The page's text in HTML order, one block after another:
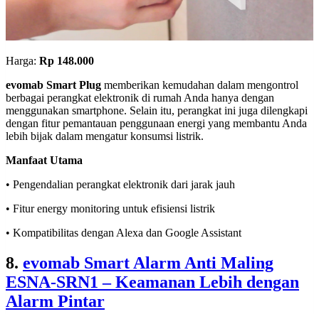
Harga: Rp 148.000
evomab Smart Plug memberikan kemudahan dalam mengontrol
berbagai perangkat elektronik di rumah Anda hanya dengan
menggunakan smartphone. Selain itu, perangkat ini juga dilengkapi
dengan fitur pemantauan penggunaan energi yang membantu Anda
lebih bijak dalam mengatur konsumsi listrik.
Manfaat Utama
• Pengendalian perangkat elektronik dari jarak jauh
• Fitur energy monitoring untuk efisiensi listrik
• Kompatibilitas dengan Alexa dan Google Assistant
8. evomab Smart Alarm Anti Maling
ESNA-SRN1 – Keamanan Lebih dengan
Alarm Pintar